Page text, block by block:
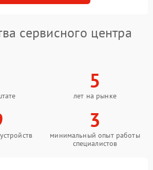
сервисного центра
5
лет на рынке
3
минимальный опыт работы
специалистов